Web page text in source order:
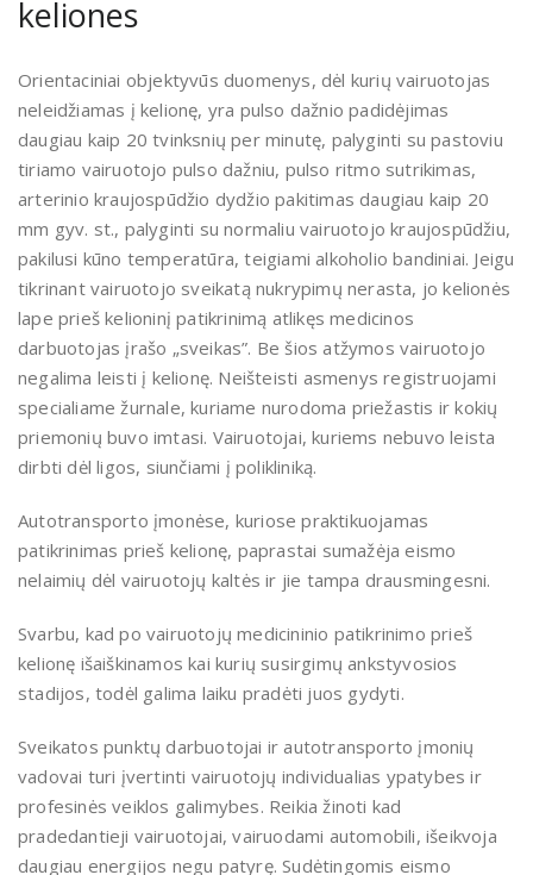
keliones
Orientaciniai objektyvūs duomenys, dėl kurių vairuotojas
neleidžiamas į kelionę, yra pulso dažnio padidėjimas
daugiau kaip 20 tvinksnių per minutę, palyginti su pastoviu
tiriamo vairuotojo pulso dažniu, pulso ritmo sutrikimas,
arterinio kraujospūdžio dydžio pakitimas daugiau kaip 20
mm gyv. st., palyginti su normaliu vairuotojo kraujospūdžiu,
pakilusi kūno temperatūra, teigiami alkoholio bandiniai. Jeigu
tikrinant vairuotojo sveikatą nukrypimų nerasta, jo kelionės
lape prieš kelioninį patikrinimą atlikęs medicinos
darbuotojas įrašo „sveikas”. Be šios atžymos vairuotojo
negalima leisti į kelionę. Neišteisti asmenys registruojami
specialiame žurnale, kuriame nurodoma priežastis ir kokių
priemonių buvo imtasi. Vairuotojai, kuriems nebuvo leista
dirbti dėl ligos, siunčiami į polikliniką.
Autotransporto įmonėse, kuriose praktikuojamas
patikrinimas prieš kelionę, paprastai sumažėja eismo
nelaimių dėl vairuotojų kaltės ir jie tampa drausmingesni.
Svarbu, kad po vairuotojų medicininio patikrinimo prieš
kelionę išaiškinamos kai kurių susirgimų ankstyvosios
stadijos, todėl galima laiku pradėti juos gydyti.
Sveikatos punktų darbuotojai ir autotransporto įmonių
vadovai turi įvertinti vairuotojų individualias ypatybes ir
profesinės veiklos galimybes. Reikia žinoti kad
pradedantieji vairuotojai, vairuodami automobili, išeikvoja
daugiau energijos negu patyrę. Sudėtingomis eismo